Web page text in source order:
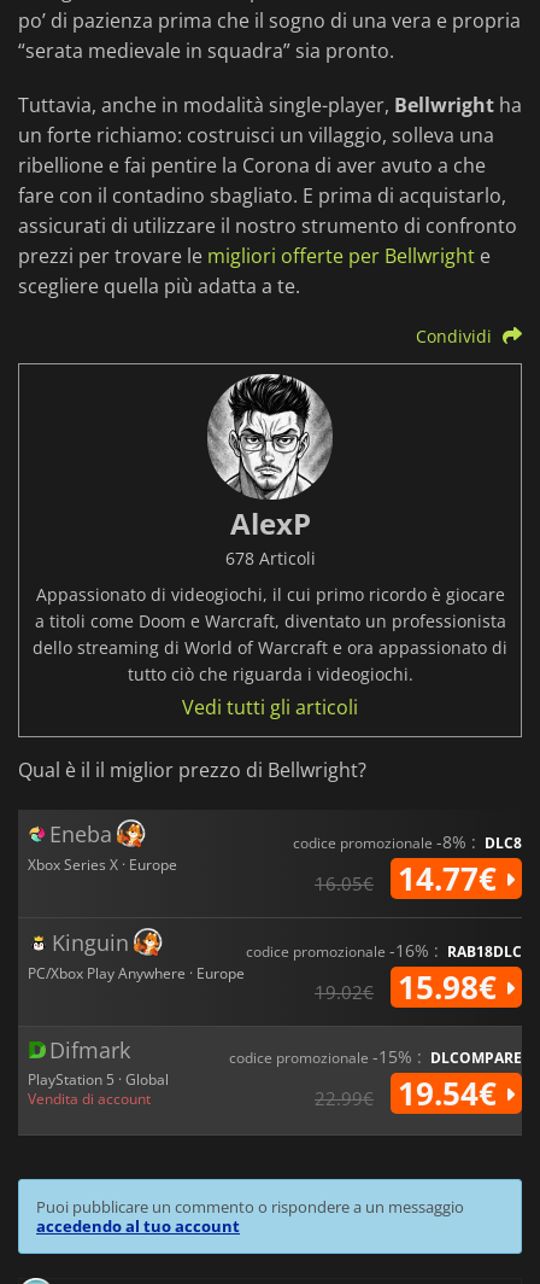
po’ di pazienza prima che il sogno di una vera e propria
“serata medievale in squadra” sia pronto.
Tuttavia, anche in modalità single-player, Bellwright ha
un forte richiamo: costruisci un villaggio, solleva una
ribellione e fai pentire la Corona di aver avuto a che
fare con il contadino sbagliato. E prima di acquistarlo,
assicurati di utilizzare il nostro strumento di confronto
prezzi per trovare le migliori offerte per Bellwright e
scegliere quella più adatta a te.
Condividi
AlexP
678 Articoli
Appassionato di videogiochi, il cui primo ricordo è giocare
a titoli come Doom e Warcraft, diventato un professionista
dello streaming di World of Warcraft e ora appassionato di
tutto ciò che riguarda i videogiochi.
Vedi tutti gli articoli
Qual è il il miglior prezzo di Bellwright?
Eneba
Xbox Series X · Europe
codice promozionale -8% : DLC8
16.05€ 14.77€
Kinguin
PC/Xbox Play Anywhere · Europe
codice promozionale -16% : RAB18DLC
19.02€ 15.98€
Difmark
PlayStation 5 · Global
Vendita di account
codice promozionale -15% : DLCOMPARE
22.99€ 19.54€
Puoi pubblicare un commento o rispondere a un messaggio
accedendo al tuo account